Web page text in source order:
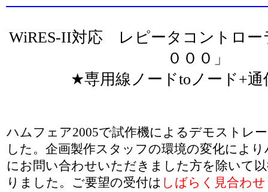
WiRES-II対応 レピータコントロ
０００」
★専用線ノードtoノード+
ハムフェア2005で試作機によるデモストレ
した。企画製作スタッフの環境の変化によ
にお問い合わせいただきました方を除いて
りました。ご要望の受付は しばらく見合わ